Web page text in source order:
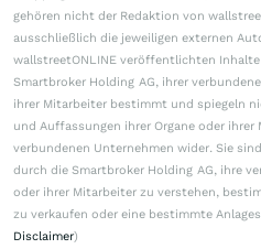
gehören nicht der Redaktion von
ausschließlich die jeweiligen externen
wallstreetONLINE veröffentlichten
Smartbroker Holding AG, ihrer
ihrer Mitarbeiter bestimmt und spiegeln
und Auffassungen ihrer Organe oder ihrer
verbundenen Unternehmen wider. Sie
durch die Smartbroker Holding AG, ihre
oder ihrer Mitarbeiter zu verstehen,
zu verkaufen oder eine bestimmte
Disclaimer)